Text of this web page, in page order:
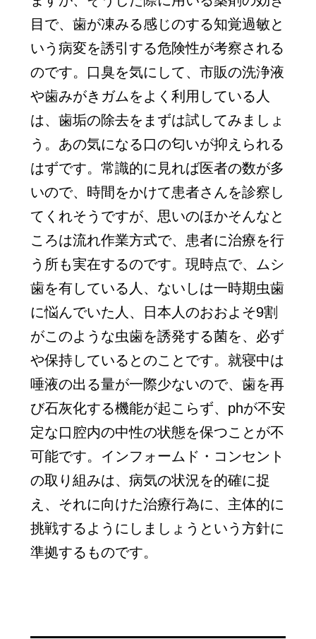
目で、歯が凍みる感じのする知覚過敏と
いう病変を誘引する危険性が考察される
のです。口臭を気にして、市販の洗浄液
や歯みがきガムをよく利用している人
は、歯垢の除去をまずは試してみましょ
う。あの気になる口の匂いが抑えられる
はずです。常識的に見れば医者の数が多
いので、時間をかけて患者さんを診察し
てくれそうですが、思いのほかそんなと
ころは流れ作業方式で、患者に治療を行
う所も実在するのです。現時点で、ムシ
歯を有している人、ないしは一時期虫歯
に悩んでいた人、日本人のおおよそ9割
がこのような虫歯を誘発する菌を、必ず
や保持しているとのことです。就寝中は
唾液の出る量が一際少ないので、歯を再
び石灰化する機能が起こらず、phが不安
定な口腔内の中性の状態を保つことが不
可能です。インフォームド・コンセント
の取り組みは、病気の状況を的確に捉
え、それに向けた治療行為に、主体的に
挑戦するようにしましょうという方針に
準拠するものです。